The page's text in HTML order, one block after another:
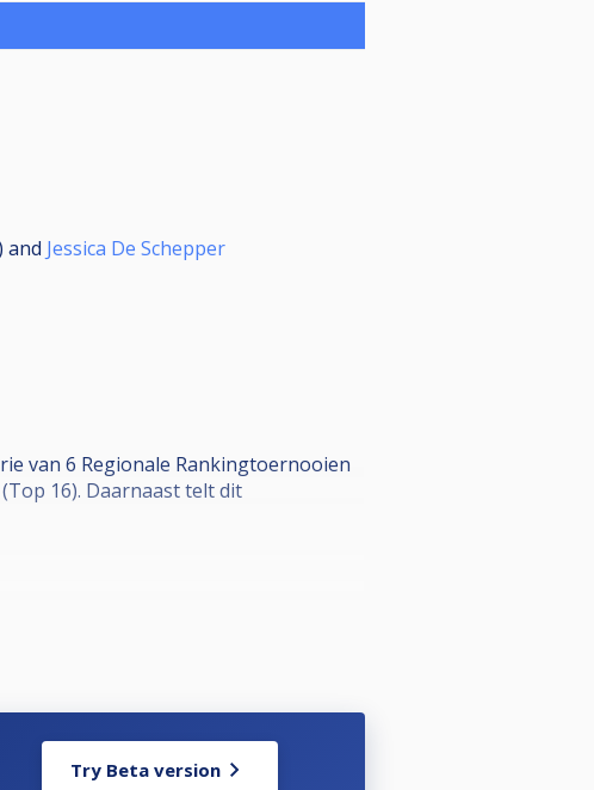
and Jessica De Schepper
van 6 Regionale Rankingtoernooien
16). Daarnaast telt dit
Afhankelijk van het aantal
Try Beta version